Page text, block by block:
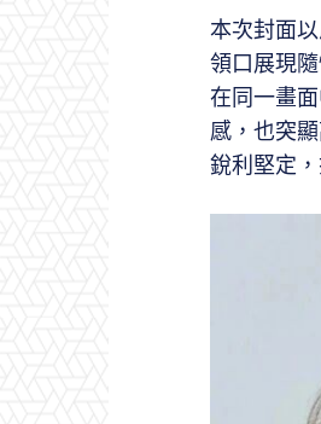
本次封面
領口展現
在同一畫
感，也突
銳利堅定，